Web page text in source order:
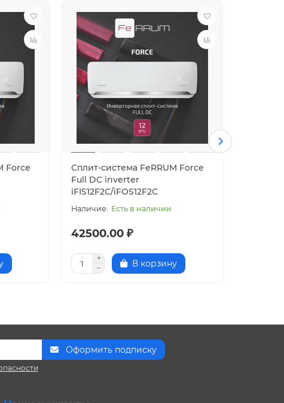
Force
Сплит-система FeRRUM Force
Full DC inverter
iFIS12F2С/iFOS12F2С
Есть в наличии
42500.00 ₽
В корзину
Оформить подписку